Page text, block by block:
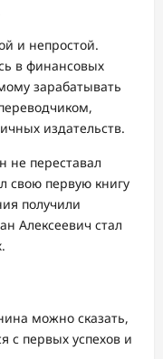
и непростой.
в финансовых
зарабатывать
издательств.
не переставал
свою первую книгу
получили
Алексеевич стал
можно сказать,
с первых успехов и